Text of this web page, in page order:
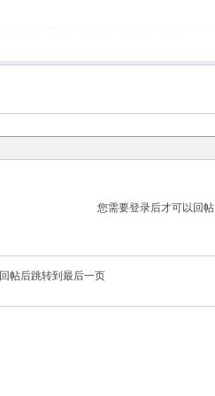
您需要登录后才可以回帖
回帖后跳转到最后一页